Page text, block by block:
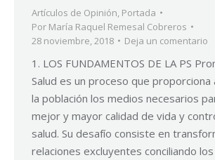
Artículos de Opinión, Portada
Por María Raquel Remesal Cobreros
28 noviembre, 2018
Deja un comentario
1. LOS FUNDAMENTOS DE LA PS
Salud es un proceso que proporciona
la población los medios necesarios
mejor y mayor calidad de vida y
salud. Su desafío consiste en
relaciones excluyentes conciliando